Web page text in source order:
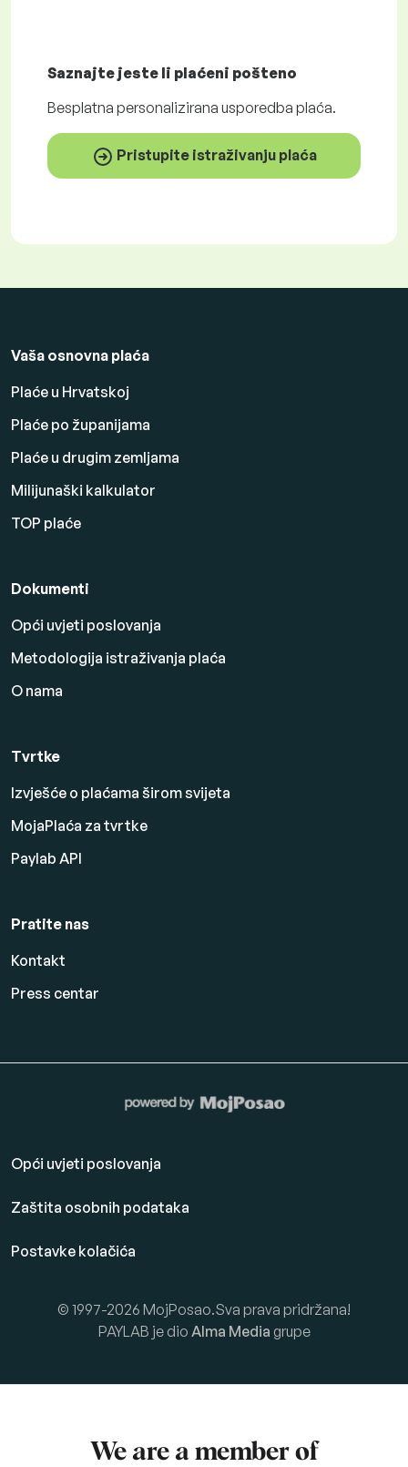
Saznajte jeste li plaćeni pošteno
Besplatna personalizirana usporedba plaća.
Pristupite istraživanju plaća
Vaša osnovna plaća
Plaće u Hrvatskoj
Plaće po županijama
Plaće u drugim zemljama
Milijunaški kalkulator
TOP plaće
Dokumenti
Opći uvjeti poslovanja
Metodologija istraživanja plaća
O nama
Tvrtke
Izvješće o plaćama širom svijeta
MojaPlaća za tvrtke
Paylab API
Pratite nas
Kontakt
Press centar
Opći uvjeti poslovanja
Zaštita osobnih podataka
Postavke kolačića
© 1997-2026 MojPosao.Sva prava pridržana!
PAYLAB je dio Alma Media grupe
We are a member of